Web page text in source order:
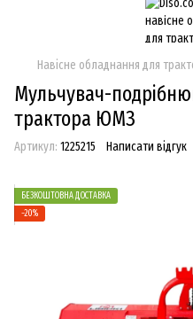
Навісне обладнання для
Мульчувач-
трактора ЮМЗ
Артикул: 1225215 Написати відгук
БЕЗКОШТОВНА ДОСТАВКА
−20%